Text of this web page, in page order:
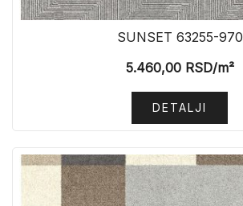
SUNSET 63255-970
5.460,00RSD/m²
DETALJI